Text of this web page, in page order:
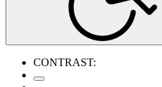
CONTRAST: